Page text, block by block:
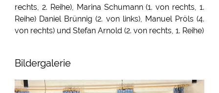
rechts, 2. Reihe), Marina Schumann (1. von rechts, 1.
Reihe) Daniel Brünnig (2. von links), Manuel Pröls (4.
von rechts) und Stefan Arnold (2. von rechts, 1. Reihe)
Bildergalerie